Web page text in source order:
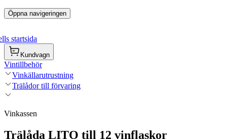
Öppna navigeringen
startsida
Kundvagn
Vintillbehör
Vinkällarutrustning
Trälådor till förvaring
Vinkassen
Trälåda LITO till 12 vinflaskor